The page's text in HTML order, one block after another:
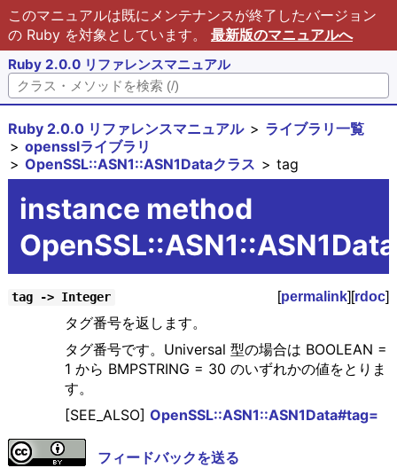
このマニュアルは既にメンテナンスが終了したバージョン
の Ruby を対象としています。 最新版のマニュアルへ
Ruby 2.0.0 リファレンスマニュアル
Ruby 2.0.0 リファレンスマニュアル
ライブラリ一覧
opensslライブラリ
OpenSSL::ASN1::ASN1Dataクラス
tag
instance method
tag -> Integer [permalink][rdoc]
タグ番号を返します。
タグ番号です。Universal 型の場合は BOOLEAN =
1 から BMPSTRING = 30 のいずれかの値をとりま
す。
[SEE_ALSO] OpenSSL::ASN1::ASN1Data#tag=
フィードバックを送る